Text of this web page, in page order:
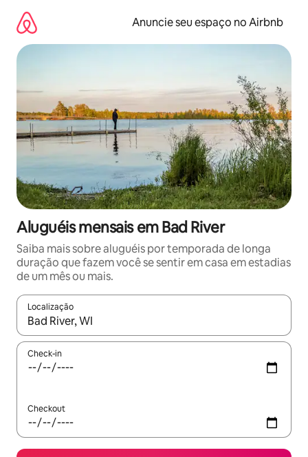
para
conteúdo
Anuncie seu espaço no Airbnb
Aluguéis mensais em Bad River
Saiba mais sobre aluguéis por temporada de longa
duração que fazem você se sentir em casa em estadias
de um mês ou mais.
Localização
Quando os resultados estiverem disponíveis, explore-os
Check-in
Checkout